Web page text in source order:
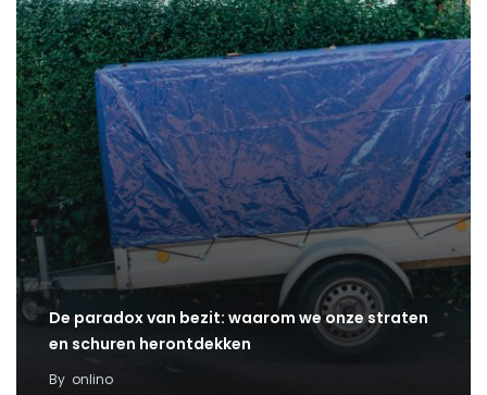
De paradox van bezit: waarom we onze straten
en schuren herontdekken
By onlino